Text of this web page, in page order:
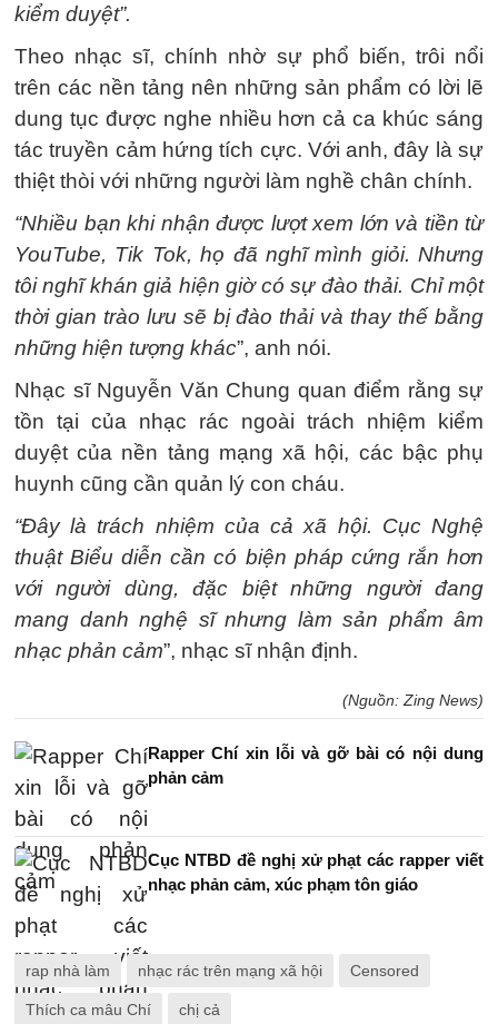
kiểm duyệt”.
Theo nhạc sĩ, chính nhờ sự phổ biến, trôi nổi
trên các nền tảng nên những sản phẩm có lời lẽ
dung tục được nghe nhiều hơn cả ca khúc sáng
tác truyền cảm hứng tích cực. Với anh, đây là sự
thiệt thòi với những người làm nghề chân chính.
“Nhiều bạn khi nhận được lượt xem lớn và tiền từ
YouTube, Tik Tok, họ đã nghĩ mình giỏi. Nhưng
tôi nghĩ khán giả hiện giờ có sự đào thải. Chỉ một
thời gian trào lưu sẽ bị đào thải và thay thế bằng
những hiện tượng khác”, anh nói.
Nhạc sĩ Nguyễn Văn Chung quan điểm rằng sự
tồn tại của nhạc rác ngoài trách nhiệm kiểm
duyệt của nền tảng mạng xã hội, các bậc phụ
huynh cũng cần quản lý con cháu.
“Đây là trách nhiệm của cả xã hội. Cục Nghệ
thuật Biểu diễn cần có biện pháp cứng rắn hơn
với người dùng, đặc biệt những người đang
mang danh nghệ sĩ nhưng làm sản phẩm âm
nhạc phản cảm”, nhạc sĩ nhận định.
(Nguồn: Zing News)
Rapper Chí xin lỗi và gỡ bài có nội dung
phản cảm
Cục NTBD đề nghị xử phạt các rapper viết
nhạc phản cảm, xúc phạm tôn giáo
rap nhà làm nhạc rác trên mạng xã hội Censored
Thích ca mâu Chí chị cả